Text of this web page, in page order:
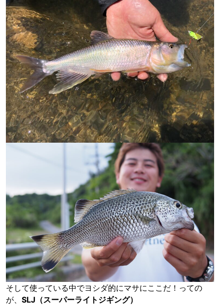
そして使っている中でヨシダ的にマサにここだ！っての
が、 SLJ（スーパーライトジギング）